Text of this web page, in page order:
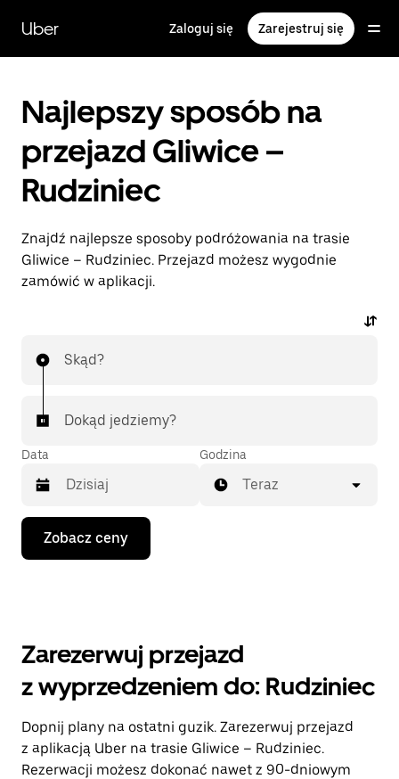
głównej
zawartości
Uber Zaloguj się Zarejestruj się
Najlepszy sposób na
przejazd Gliwice –
Rudziniec
Znajdź najlepsze sposoby podróżowania na trasie
Gliwice – Rudziniec. Przejazd możesz wygodnie
zamówić w aplikacji.
Skąd?
Dokąd jedziemy?
Data
Naciśnij
klawisz
strzałki
i wybrać
Naciśnij
klawisz
„Escape”,
aby
zamknąć
kalendarz.
Godzina
Teraz
Zobacz ceny
Zarezerwuj przejazd
z wyprzedzeniem do: Rudziniec
Dopnij plany na ostatni guzik. Zarezerwuj przejazd
z aplikacją Uber na trasie Gliwice – Rudziniec.
Rezerwacji możesz dokonać nawet z 90-dniowym